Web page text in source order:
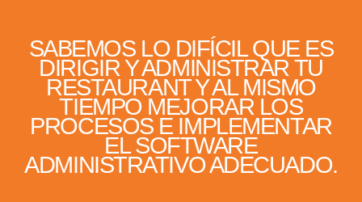
SABEMOS LO DIFÍCIL QUE ES
DIRIGIR Y ADMINISTRAR TU
RESTAURANT Y AL MISMO
TIEMPO MEJORAR LOS
PROCESOS E IMPLEMENTAR
EL SOFTWARE
ADMINISTRATIVO ADECUADO.